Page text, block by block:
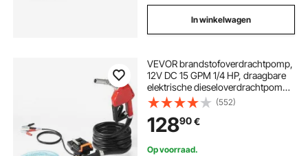
In winkelwagen
VEVOR brandstofoverdrachtpomp,
12V DC 15 GPM 1/4 HP, draagbare
elektrische dieseloverdrachtpomp
met automatisch afsluitende
brandstofsproeier, lange inlaat- en
uitlaatslang voor benzine, diesel,
kerosine, methanolmengsels
(552)
12890€
Op voorraad.